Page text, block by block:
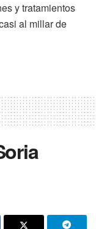
y tratamientos
al millar de